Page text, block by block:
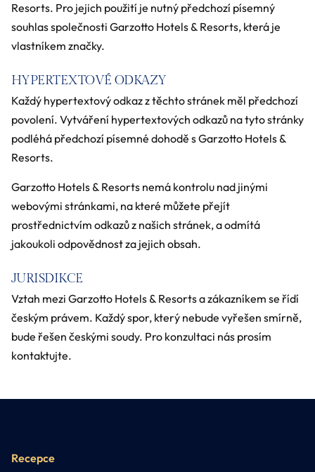
Resorts. Pro jejich použití je nutný předchozí písemný
souhlas společnosti Garzotto Hotels & Resorts, která je
vlastníkem značky.
HYPERTEXTOVÉ ODKAZY
Každý hypertextový odkaz z těchto stránek měl předchozí
povolení. Vytváření hypertextových odkazů na tyto stránky
podléhá předchozí písemné dohodě s Garzotto Hotels &
Resorts.
Garzotto Hotels & Resorts nemá kontrolu nad jinými
webovými stránkami, na které můžete přejít
prostřednictvím odkazů z našich stránek, a odmítá
jakoukoli odpovědnost za jejich obsah.
JURISDIKCE
Vztah mezi Garzotto Hotels & Resorts a zákazníkem se řídí
českým právem. Každý spor, který nebude vyřešen smírně,
bude řešen českými soudy. Pro konzultaci nás prosím
kontaktujte.
Recepce